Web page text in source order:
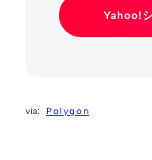
Yahoo!
Polygon